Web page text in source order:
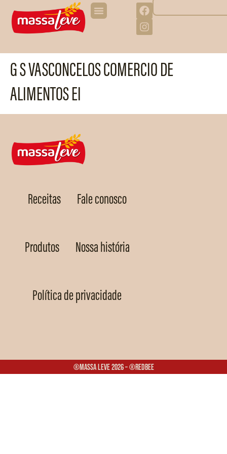
G S VASCONCELOS COMERCIO DE
ALIMENTOS EI
Receitas Fale conosco
Produtos Nossa história
Política de privacidade
®Massa Leve 2026 – ®Redbee